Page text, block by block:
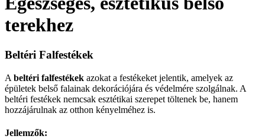
terekhez
Beltéri Falfestékek
A beltéri falfestékek azokat a festékeket jelentik, amelyek az
épületek belső falainak dekorációjára és védelmére szolgálnak. A
beltéri festékek nemcsak esztétikai szerepet töltenek be, hanem
hozzájárulnak az otthon kényelméhez is.
Jellemzők: